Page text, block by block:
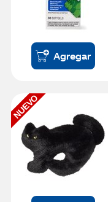
Agregar
NUEVO